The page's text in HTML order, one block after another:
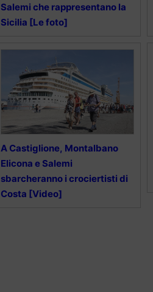
Salemi che rappresentano la
Sicilia [Le foto]
A Castiglione, Montalbano
Elicona e Salemi
sbarcheranno i crociertisti di
Costa [Video]